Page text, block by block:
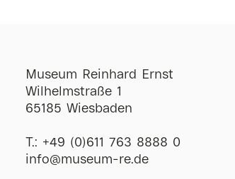
Museum Reinhard Ernst
Wilhelmstraße 1
65185 Wiesbaden
T.: +49 (0)611 763 8888 0
ofni@museum-re de